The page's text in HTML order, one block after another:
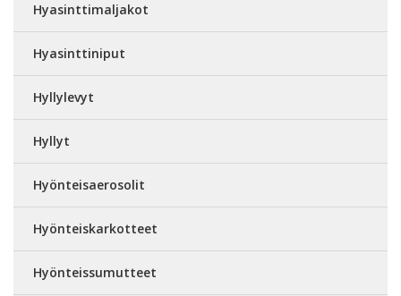
Hyasinttimaljakot
Hyasinttiniput
Hyllylevyt
Hyllyt
Hyönteisaerosolit
Hyönteiskarkotteet
Hyönteissumutteet